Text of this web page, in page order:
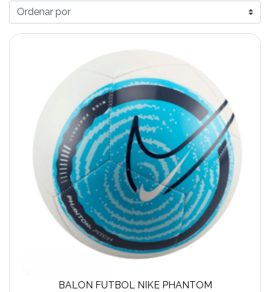
BALON FUTBOL NIKE PHANTOM